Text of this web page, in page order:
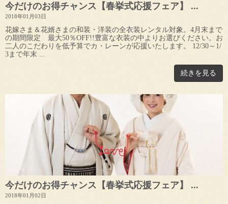
今だけのお得チャンス【春挙式応援フェア】 ...
2018年01月03日
花嫁さま＆花婿さまの和装・洋装の全衣装レンタル対象。4月末まで
の期間限定 最大50％OFF!!豊富な衣装の中よりお選びください。お
二人のこだわりを低予算でカ・レーンが応援いたします。 12/30～1/
3まで年末 ...
続きを見る
今だけのお得チャンス【春挙式応援フェア】 ...
2018年01月02日